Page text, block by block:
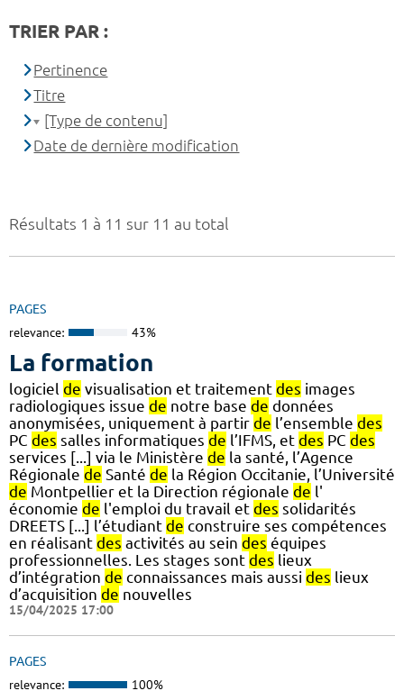
Résultats 1 à 11 sur 11 au total
PAGES
relevance: 43%
La formation
logiciel de visualisation et traitement des images
radiologiques issue de notre base de données
anonymisées, uniquement à partir de l’ensemble des
PC des salles informatiques de l’IFMS, et des PC des
services [...] via le Ministère de la santé, l’Agence
Régionale de Santé de la Région Occitanie, l’Université
de Montpellier et la Direction régionale de l'
économie de l'emploi du travail et des solidarités
DREETS [...] l’étudiant de construire ses compétences
en réalisant des activités au sein des équipes
professionnelles. Les stages sont des lieux
d’intégration de connaissances mais aussi des lieux
d’acquisition de nouvelles
15/04/2025 17:00
PAGES
relevance: 100%
TRIER PAR :
Pertinence
Titre
[Type de contenu]
Date de dernière modification